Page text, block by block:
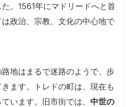
。1561年にマドリードへと首
政治、宗教、文化の中心地で
地はまるで迷路のようで、歩
ます。トレドの町は、現在も
います。旧市街では、 中世の